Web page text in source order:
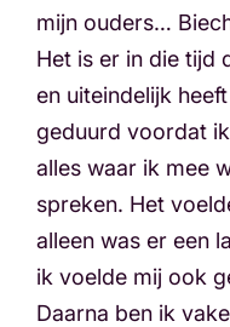
mijn ouders…
Het is er in die tijd
en uiteindelijk
geduurd voordat
alles waar ik mee
spreken. Het
alleen was er een
ik voelde mij ook
Daarna ben ik